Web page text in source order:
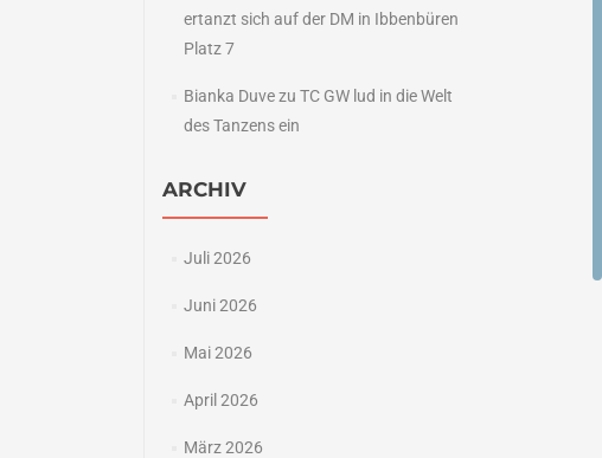
ertanzt sich auf der DM in Ibbenbüren
Platz 7
Bianka Duvezu TC GW lud in die Welt
des Tanzens ein
ARCHIV
Juli 2026
Juni 2026
Mai 2026
April 2026
März 2026